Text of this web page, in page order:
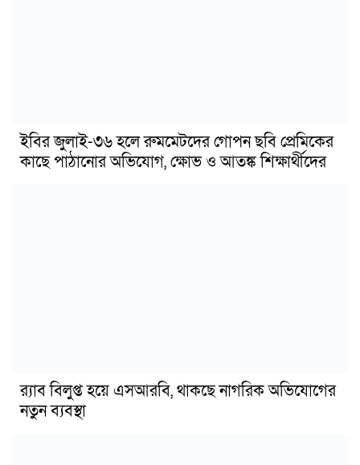
ইবির জুলাই-৩৬ হলে রুমমেটদের গোপন ছবি প্রেমিকের
কাছে পাঠানোর অভিযোগ, ক্ষোভ ও আতঙ্ক শিক্ষার্থীদের
র‍্যাব বিলুপ্ত হয়ে এসআরবি, থাকছে নাগরিক অভিযোগের
নতুন ব্যবস্থা